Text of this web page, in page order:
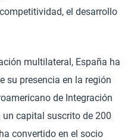
el desarrollo
multilateral, España ha
su presencia en la región
de Integración
un capital suscrito de 200
convertido en el socio